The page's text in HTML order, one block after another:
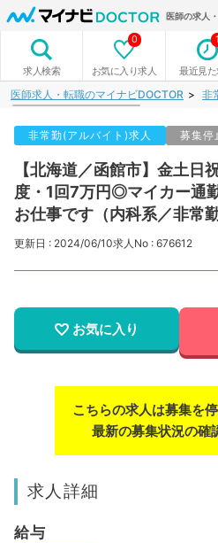
医師の求人
求人検索 お気に入り求人
0
最近見た
1
医師求人・転職のマイナビDOCTOR 非
非常勤(アルバイト)求人 募集停
【北海道／函館市】金土日
度・1回7万円◎マイカー通
お仕事です（内科系／非常勤
更新日 : 2024/06/10求人No : 676612
お気に入り
こちらの求人は募集を
最新の募集状況の確
求人詳細
給与